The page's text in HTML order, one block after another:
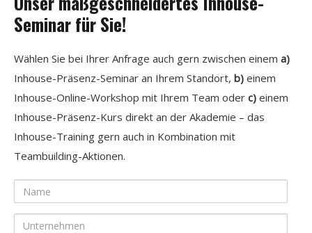
Seminar für Sie!
Wählen Sie bei Ihrer Anfrage auch gern zwischen einem a)
Inhouse-Präsenz-Seminar an Ihrem Standort, b) einem
Inhouse-Online-Workshop mit Ihrem Team oder c) einem
Inhouse-Präsenz-Kurs direkt an der Akademie – das
Inhouse-Training gern auch in Kombination mit
Teambuilding-Aktionen.
Name
Unternehmen